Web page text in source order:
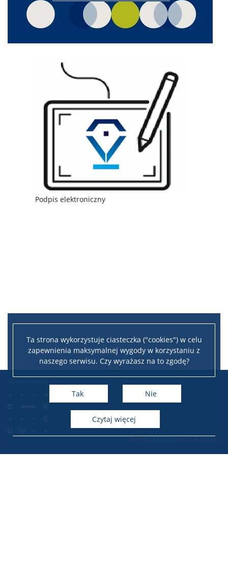
Ta strona wykorzystuje ciasteczka ("cookies") w celu
zapewnienia maksymalnej wygody w korzystaniu z
naszego serwisu. Czy wyrażasz na to zgodę?
Tak Nie
czytaj więcej
Podpis elektroniczny
Biuro Obsługi Badań